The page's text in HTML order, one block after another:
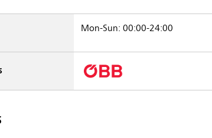
Mon-Sun: 00:00-24:00